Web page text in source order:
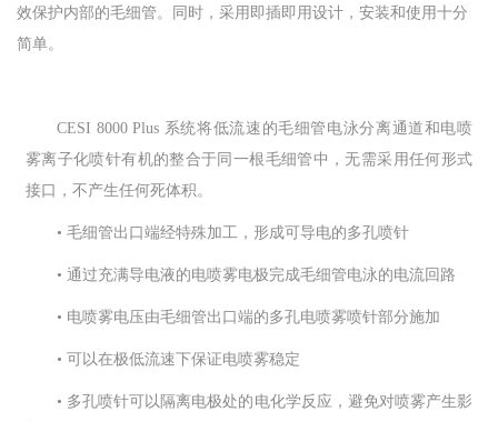
效保护内部的毛细管。同时，采用即插即用设计，安装和使用十分
简单。
CESI 8000 Plus 系统将低流速的毛细管电泳分离通道和电喷
雾离子化喷针有机的整合于同一根毛细管中，无需采用任何形式
接口，不产生任何死体积。
• 毛细管出口端经特殊加工，形成可导电的多孔喷针
• 通过充满导电液的电喷雾电极完成毛细管电泳的电流回路
• 电喷雾电压由毛细管出口端的多孔电喷雾喷针部分施加
• 可以在极低流速下保证电喷雾稳定
• 多孔喷针可以隔离电极处的电化学反应，避免对喷雾产生影